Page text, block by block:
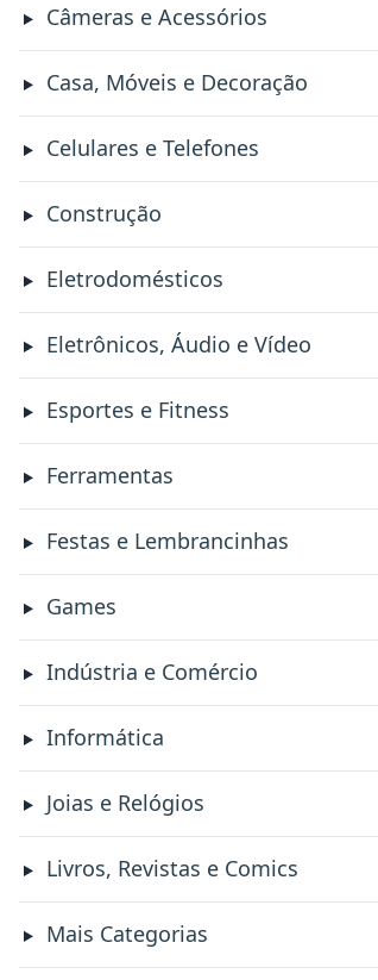
Câmeras e Acessórios
Casa, Móveis e Decoração
Celulares e Telefones
Construção
Eletrodomésticos
Eletrônicos, Áudio e Vídeo
Esportes e Fitness
Ferramentas
Festas e Lembrancinhas
Games
Indústria e Comércio
Informática
Joias e Relógios
Livros, Revistas e Comics
Mais Categorias